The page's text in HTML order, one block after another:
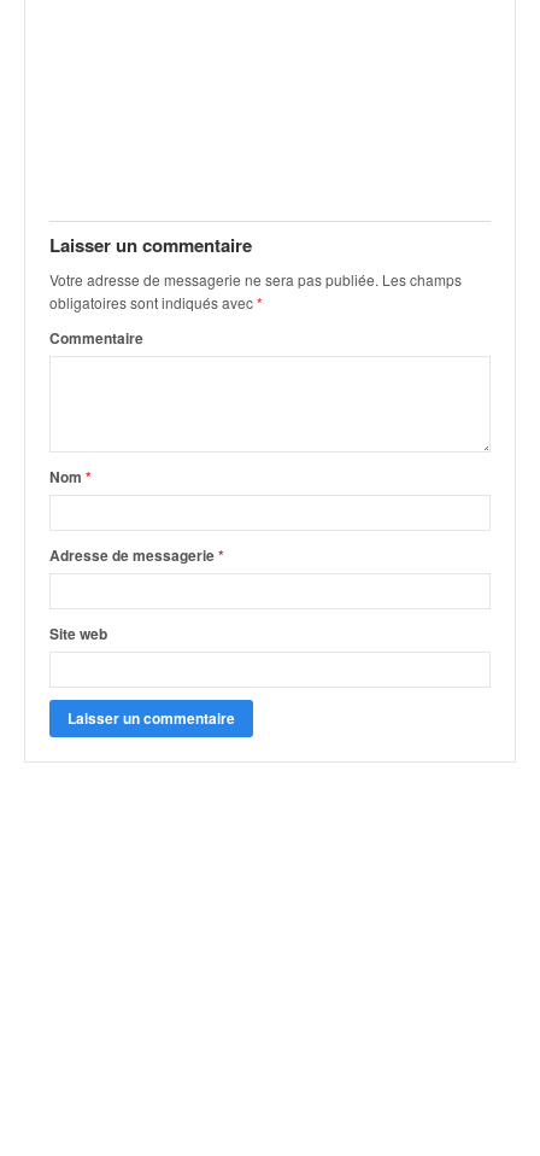
Laisser un commentaire
Votre adresse de messagerie ne sera pas publiée. Les champs
obligatoires sont indiqués avec*
Commentaire
Nom *
Adresse de messagerie*
Site web